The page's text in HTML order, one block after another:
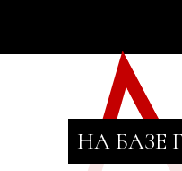
НА БАЗЕ